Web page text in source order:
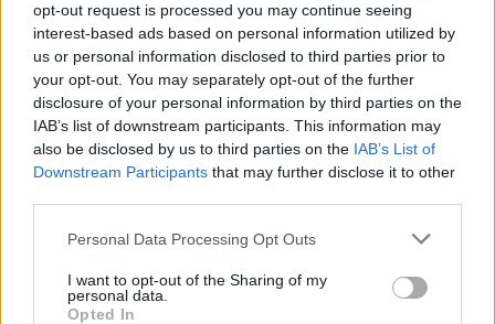
opt-out request is processed you may continue seeing
interest-based ads based on personal information utilized by
us or personal information disclosed to third parties prior to
your opt-out. You may separately opt-out of the further
disclosure of your personal information by third parties on the
IAB’s list of downstream participants. This information may
also be disclosed by us to third parties on the IAB’s List of
Downstream Participants that may further disclose it to other
Personal Data Processing Opt Outs
I want to opt-out of the Sharing of my
personal data.
Opted In